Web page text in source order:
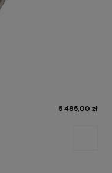
5 485,00 zł